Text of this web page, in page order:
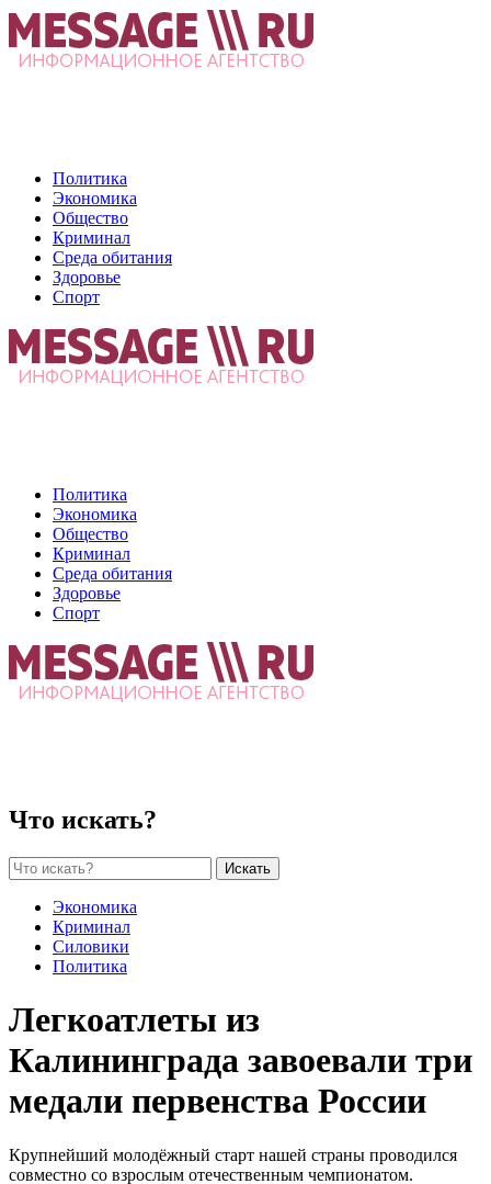
Политика
Экономика
Общество
Криминал
Среда обитания
Здоровье
Спорт
Политика
Экономика
Общество
Криминал
Среда обитания
Здоровье
Спорт
Что искать?
Искать
Экономика
Криминал
Силовики
Политика
Легкоатлеты из
Калининграда завоевали три
медали первенства России
Крупнейший молодёжный старт нашей страны проводился
совместно со взрослым отечественным чемпионатом.